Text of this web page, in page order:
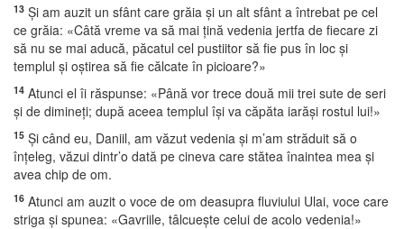
13 Şi am auzit un sfânt care grăia şi un alt sfânt a întrebat pe cel
ce grăia: «Câtă vreme va să mai ţină vedenia jertfa de fiecare zi
să nu se mai aducă, păcatul cel pustiitor să fie pus în loc şi
templul şi oştirea să fie călcate în picioare?»
14 Atunci el îi răspunse: «Până vor trece două mii trei sute de seri
şi de dimineţi; după aceea templul îşi va căpăta iarăşi rostul lui!»
15 Şi când eu, Daniil, am văzut vedenia şi m’am străduit să o
înţeleg, văzui dintr’o dată pe cineva care stătea înaintea mea şi
avea chip de om.
16 Atunci am auzit o voce de om deasupra fluviului Ulai, voce care
striga şi spunea: «Gavriile, tâlcueşte celui de acolo vedenia!»